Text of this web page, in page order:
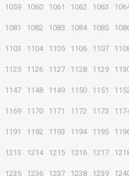
1059 1060 1061 1062 1063
1081 1082 1083 1084 1085
1103 1104 1105 1106 1107
1125 1126 1127 1128 1129
1147 1148 1149 1150 1151
1169 1170 1171 1172 1173
1191 1192 1193 1194 1195
1213 1214 1215 1216 1217
1235 1236 1237 1238 1239